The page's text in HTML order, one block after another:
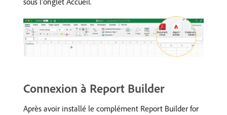
Connexion à Report Builder
Après avoir installé le complément Report Builder for